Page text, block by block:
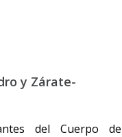
y Zárate-
del Cuerpo de